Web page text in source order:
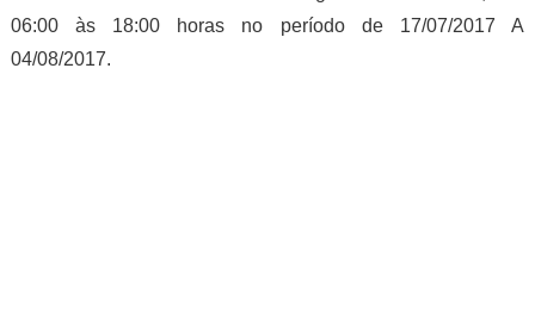
06:00 às 18:00 horas no período de 17/07/2017 A
04/08/2017.